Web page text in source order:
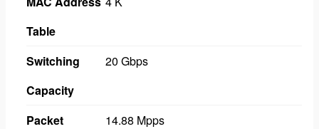
Table
Switching
Capacity
20 Gbps
Packet
14.88 Mpps